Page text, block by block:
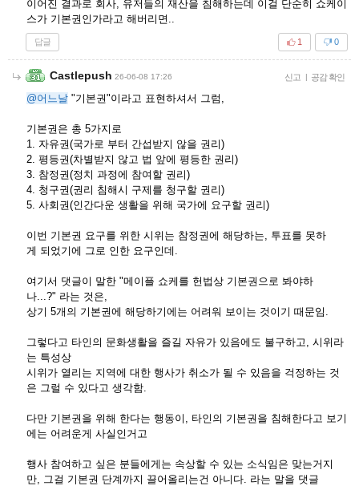
이어진 결과로 회사, 유저들의 재산을 침해하는데 이걸 단순히 쇼케이
스가 기본권인가라고 해버리면..
답글 0
1
Castlepush 26-06-08 17:26 신고 | 공감 확인
@어느날 "기본권"이라고 표현하셔서 그럼,
기본권은 총 5가지로
1. 자유권(국가로 부터 간섭받지 않을 권리)
2. 평등권(차별받지 않고 법 앞에 평등한 권리)
3. 참정권(정치 과정에 참여할 권리)
4. 청구권(권리 침해시 구제를 청구할 권리)
5. 사회권(인간다운 생활을 위해 국가에 요구할 권리)
이번 기본권 요구를 위한 시위는 참정권에 해당하는, 투표를 못하
게 되었기에 그로 인한 요구인데.
여기서 댓글이 말한 "메이플 쇼케를 헌법상 기본권으로 봐야하
나...?" 라는 것은,
상기 5개의 기본권에 해당하기에는 어려워 보이는 것이기 때문임.
그렇다고 타인의 문화생활을 즐길 자유가 있음에도 불구하고, 시위라
는 특성상
시위가 열리는 지역에 대한 행사가 취소가 될 수 있음을 걱정하는 것
은 그럴 수 있다고 생각함.
다만 기본권을 위해 한다는 행동이, 타인의 기본권을 침해한다고 보기
에는 어려운게 사실인거고
행사 참여하고 싶은 분들에게는 속상할 수 있는 소식임은 맞는거지
만, 그걸 기본권 단계까지 끌어올리는건 아니다. 라는 말을 댓글